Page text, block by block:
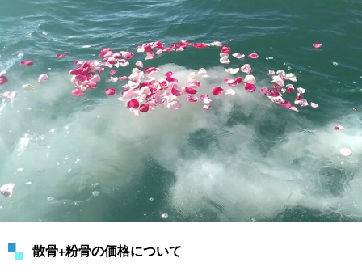
散骨+粉骨の価格について